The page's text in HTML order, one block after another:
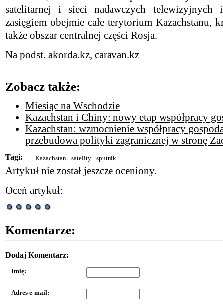
satelitarnej i sieci nadawczych
zasięgiem obejmie całe terytorium Kazachstanu,
także obszar centralnej części Rosja.
Na podst. akorda.kz, caravan.kz
Zobacz także:
Miesiąc na Wschodzie
Kazachstan i Chiny: nowy etap współpracy
Kazachstan: wzmocnienie współpracy
przebudowa polityki zagranicznej w stronę
Tagi: Kazachstan satelity sputnik
Artykuł nie został jeszcze oceniony.
Oceń artykuł:
Komentarze:
Dodaj Komentarz:
Imię:
Adres e-mail: